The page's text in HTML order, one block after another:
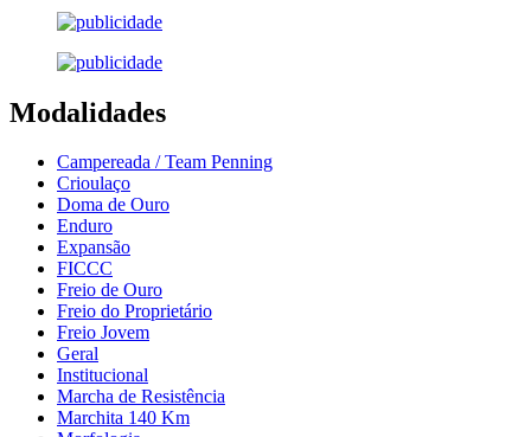
Modalidades
Campereada / Team Penning
Crioulaço
Doma de Ouro
Enduro
Expansão
FICCC
Freio de Ouro
Freio do Proprietário
Freio Jovem
Geral
Institucional
Marcha de Resistência
Marchita 140 Km